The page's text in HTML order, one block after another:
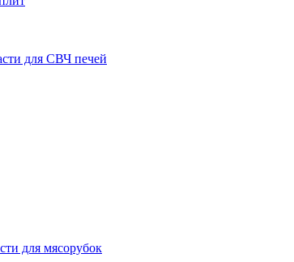
для СВЧ печей
для мясорубок